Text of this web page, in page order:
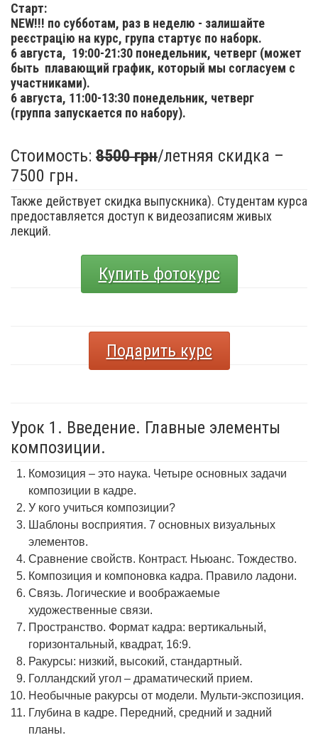
Старт:
NEW!!! по субботам, раз в неделю - залишайте
реєстрацію на курс, група стартує по наборк.
6 августа, 19:00-21:30 понедельник, четверг (может
быть плавающий график, который мы согласуем с
участниками).
6 августа, 11:00-13:30 понедельник, четверг
(группа запускается по набору).
Стоимость: 8500 грн/летняя скидка –
7500 грн.
Также действует скидка выпускника). Студентам курса
предоставляется доступ к видеозаписям живых
лекций.
Купить фотокурс
Подарить курс
Урок 1. Введение. Главные элементы
композиции.
Комозиция – это наука. Четыре основных задачи
композиции в кадре.
У кого учиться композиции?
Шаблоны восприятия. 7 основных визуальных
элементов.
Сравнение свойств. Контраст. Ньюанс. Тождество.
Композиция и компоновка кадра. Правило ладони.
Связь. Логические и воображаемые
художественные связи.
Пространство. Формат кадра: вертикальный,
горизонтальный, квадрат, 16:9.
Ракурсы: низкий, высокий, стандартный.
Голландский угол – драматический прием.
Необычные ракурсы от модели. Мульти-экспозиция.
Глубина в кадре. Передний, средний и задний
планы.